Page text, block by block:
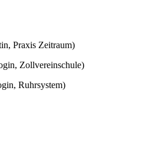
Praxis Zeitraum)
Zollvereinschule)
Ruhrsystem)